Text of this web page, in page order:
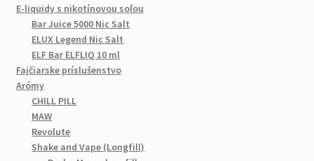
E-liquidy s nikotínovou soľou
Bar Juice 5000 Nic Salt
ELUX Legend Nic Salt
ELF Bar ELFLIQ 10 ml
Fajčiarske príslušenstvo
Arómy
CHILL PILL
MAW
Revolute
Shake and Vape (Longfill)